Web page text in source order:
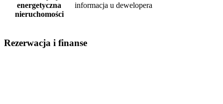
energetyczna
nieruchomości
informacja u dewelopera
Rezerwacja i finanse